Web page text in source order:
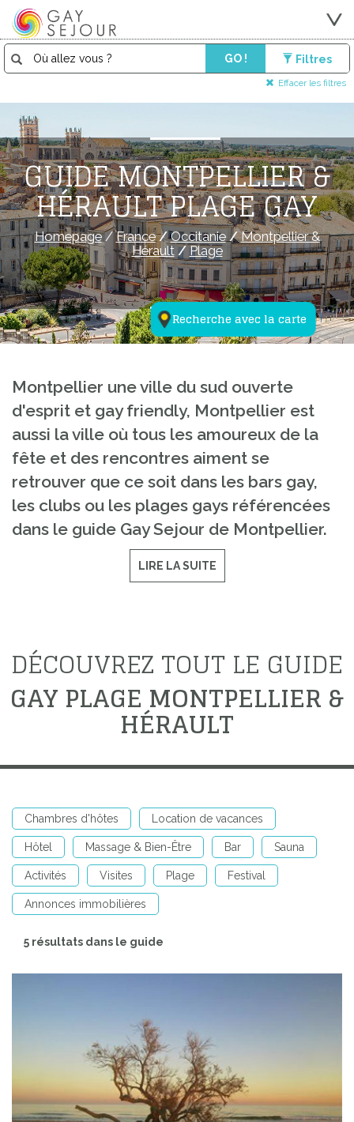
GO ! Filtres
Effacer les filtres
Recherche avec la carte
GUIDE MONTPELLIER &
HÉRAULT PLAGE GAY
Homepage/France/Occitanie/Montpellier &
Hérault/Plage
Montpellier une ville du sud ouverte
d'esprit et gay friendly, Montpellier est
aussi la ville où tous les amoureux de la
fête et des rencontres aiment se
retrouver que ce soit dans les bars gay,
les clubs ou les plages gays référencées
dans le guide Gay Sejour de Montpellier.
LIRE LA SUITE
DÉCOUVREZ TOUT LE GUIDE
GAY PLAGE MONTPELLIER &
HÉRAULT
Chambres d'hôtes Location de vacances
Hôtel Massage & Bien-Être Bar Sauna
Activités Visites Plage Festival
Annonces immobilières
5 résultats dans le guide